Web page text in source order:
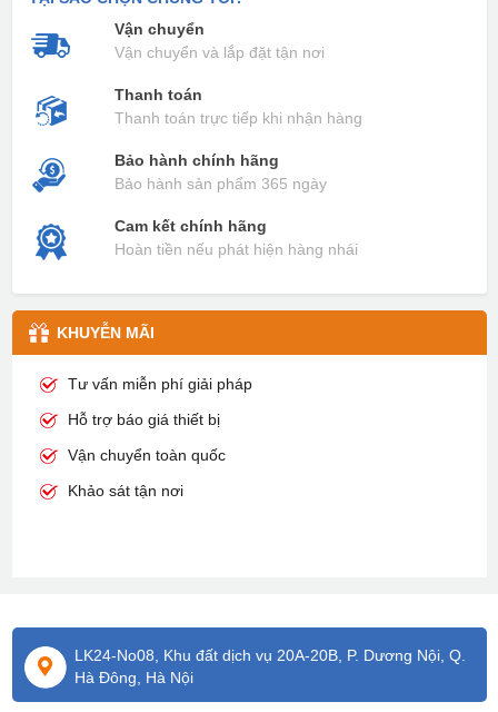
Vận chuyển
Vận chuyển và lắp đặt tận nơi
Thanh toán
Thanh toán trực tiếp khi nhận hàng
Bảo hành chính hãng
Bảo hành sản phẩm 365 ngày
Cam kết chính hãng
Hoàn tiền nếu phát hiện hàng nhái
KHUYỄN MÃI
Tư vấn miễn phí giải pháp
Hỗ trợ báo giá thiết bị
Vận chuyển toàn quốc
Khảo sát tận nơi
LK24-No08, Khu đất dịch vụ 20A-20B, P. Dương Nội, Q.
Hà Đông, Hà Nội